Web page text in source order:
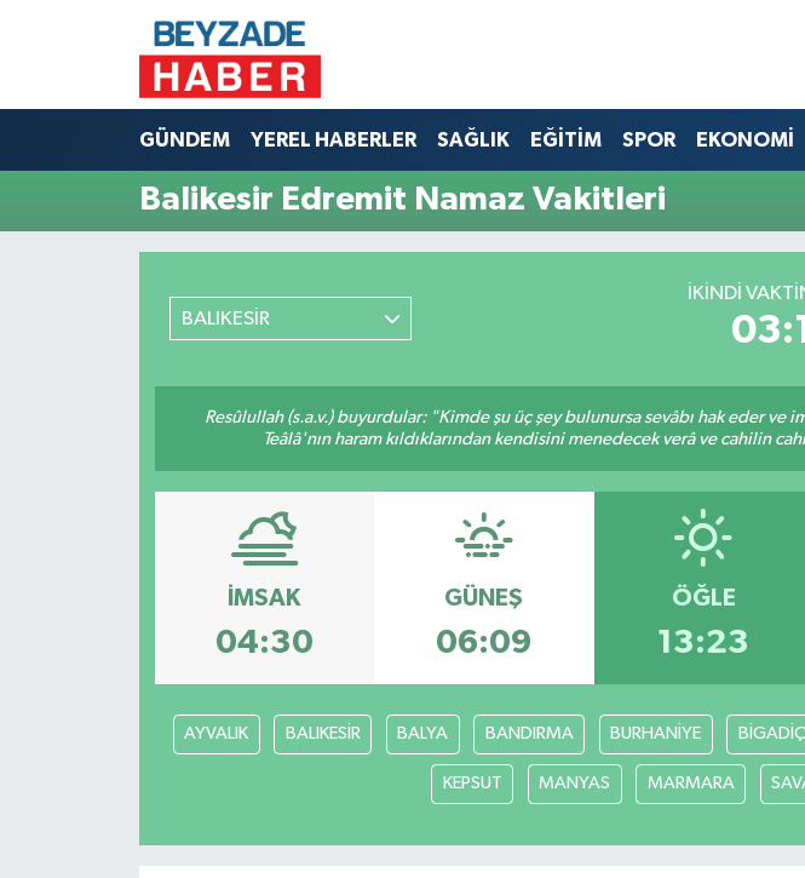
GÜNDEM YEREL HABERLER SAĞLIK EĞİTİM SPOR EKONOMİ
Balikesir Edremit Namaz Vakitleri
BALIKESİR
İKINDI
Resûlullah (s.a.v.) buyurdular: "Kimde şu üç şey bulunursa sevâbı hak eder
Teâlâ'nın haram kıldıklarından kendisini menedecek verâ ve cahilin
İMSAK
04:30
GÜNEŞ
06:09
ÖĞLE
13:23
AYVALIK BALIKESİR BALYA BANDIRMA BURHANİYE BİGADİÇ
KEPSUT MANYAS MARMARA
Hava Durumu
Trafik Durumu
Süper Lig Puan Durumu ve Fikstür
Son Dakika Haberleri